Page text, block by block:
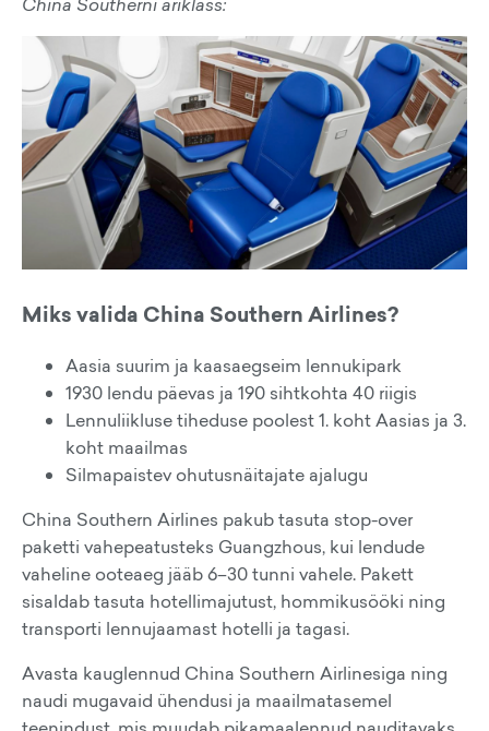
Miks valida China Southern Airlines?
Aasia suurim ja kaasaegseim lennukipark
1930 lendu päevas ja 190 sihtkohta 40 riigis
Lennuliikluse tiheduse poolest 1. koht Aasias ja 3.
koht maailmas
Silmapaistev ohutusnäitajate ajalugu
China Southern Airlines pakub tasuta stop-over
paketti vahepeatusteks Guangzhous, kui lendude
vaheline ooteaeg jääb 6–30 tunni vahele. Pakett
sisaldab tasuta hotellimajutust, hommikusööki ning
transporti lennujaamast hotelli ja tagasi.
Avasta kauglennud China Southern Airlinesiga ning
naudi mugavaid ühendusi ja maailmatasemel